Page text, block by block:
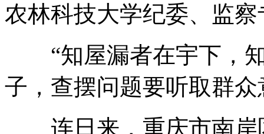
农林科技大学纪委、监
“知屋漏者在宇下，知
子，查摆问题要听取群众
连日来，重庆市南岸